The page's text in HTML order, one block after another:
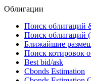
Облигации
Поиск облигаций
Поиск облигаций
Ближайшие
Поиск котировок
Best bid/ask
Cbonds Estimation